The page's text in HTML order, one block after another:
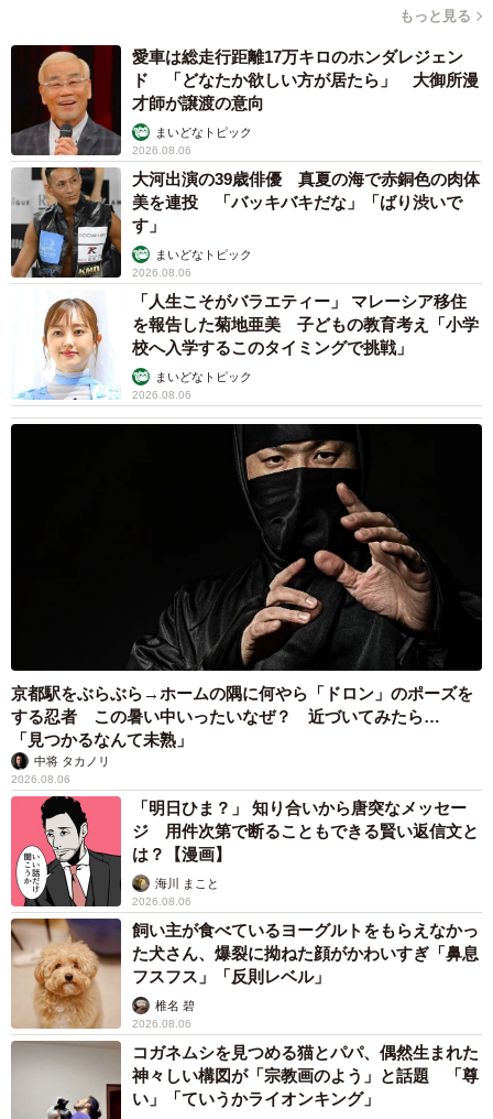
もっと見る
愛車は総走行距離17万キロのホンダレジェン
ド 「どなたか欲しい方が居たら」 大御所漫
才師が譲渡の意向
まいどなトピック
2026.08.06
大河出演の39歳俳優 真夏の海で赤銅色の肉体
美を連投 「バッキバキだな」「ばり渋いで
す」
まいどなトピック
2026.08.06
「人生こそがバラエティー」 マレーシア移住
を報告した菊地亜美 子どもの教育考え「小学
校へ入学するこのタイミングで挑戦」
まいどなトピック
2026.08.06
京都駅をぶらぶら→ホームの隅に何やら「ドロン」のポーズを
する忍者 この暑い中いったいなぜ？ 近づいてみたら…
「見つかるなんて未熟」
中将 タカノリ
2026.08.06
「明日ひま？」 知り合いから唐突なメッセー
ジ 用件次第で断ることもできる賢い返信文と
は？【漫画】
海川 まこと
2026.08.06
飼い主が食べているヨーグルトをもらえなかっ
た犬さん、爆裂に拗ねた顔がかわいすぎ「鼻息
フスフス」「反則レベル」
椎名 碧
2026.08.06
コガネムシを見つめる猫とパパ、偶然生まれた
神々しい構図が「宗教画のよう」と話題 「尊
い」「ていうかライオンキング」